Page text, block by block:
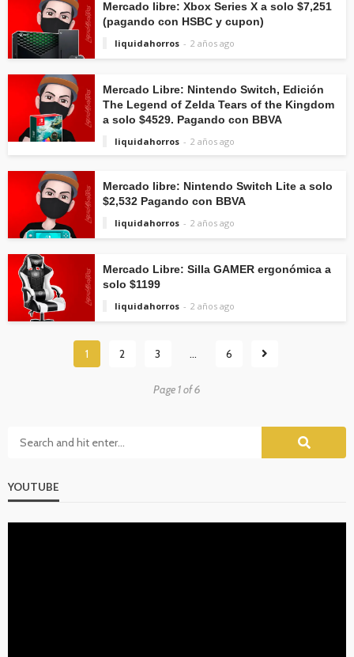
Mercado libre: Xbox Series X a solo $7,251
(pagando con HSBC y cupon)
liquidahorros
2 años ago
Mercado Libre: Nintendo Switch, Edición
The Legend of Zelda Tears of the Kingdom
a solo $4529. Pagando con BBVA
liquidahorros
2 años ago
Mercado libre: Nintendo Switch Lite a solo
$2,532 Pagando con BBVA
liquidahorros
2 años ago
Mercado Libre: Silla GAMER ergonómica a
solo $1199
liquidahorros
2 años ago
1 2 3 … 6
Page 1 of 6
YOUTUBE